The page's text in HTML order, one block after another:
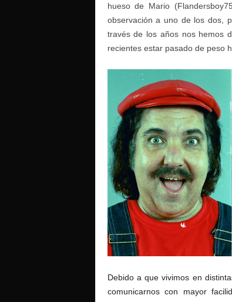
hueso de Mario
observación a uno de los dos,
través de los años nos hemos
recientes estar pasado de peso
Debido a que vivimos en
comunicarnos con mayor